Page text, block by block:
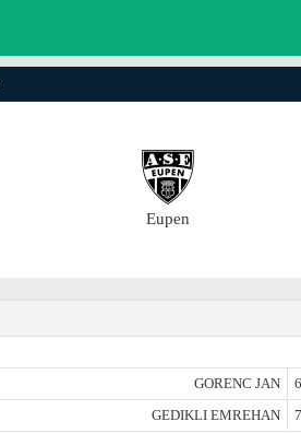
Eupen
GORENC JAN
GEDIKLI EMREHAN